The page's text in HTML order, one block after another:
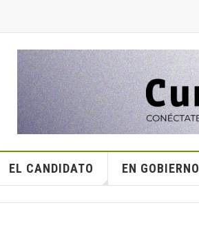
EL CANDIDATO EN GOBIERNO